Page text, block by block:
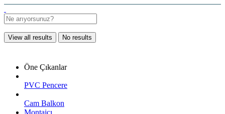
View all results No results
Öne Çıkanlar
PVC Pencere
Cam Balkon
Montajcı